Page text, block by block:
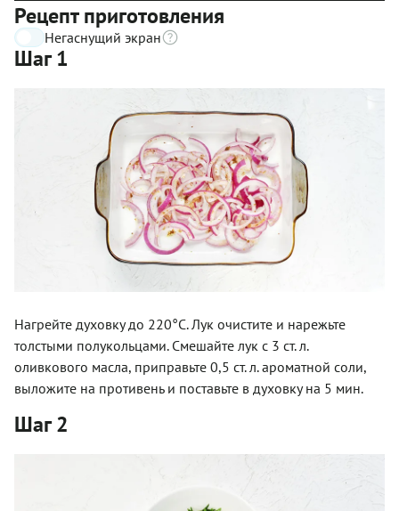
Рецепт приготовления
Негаснущий экран
Шаг 1
Нагрейте духовку до 220°С. Лук очистите и нарежьте
толстыми полукольцами. Смешайте лук с 3 ст. л.
оливкового масла, приправьте 0,5 ст. л. ароматной соли,
выложите на противень и поставьте в духовку на 5 мин.
Шаг 2